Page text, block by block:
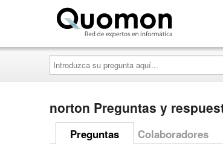
Introduzca
su
pregunta
aquí...
norton Preguntas y
Preguntas Colaboradores